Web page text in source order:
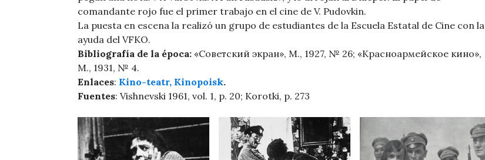
comandante rojo fue el primer trabajo en el cine de V. Pudovkin.
La puesta en escena la realizó un grupo de estudiantes de la Escuela Estatal de Cine con la
ayuda del VFKO.
Bibliografía de la época: «Советский экран», М., 1927, № 26; «Красноармейское кино»,
М., 1931, № 4.
Enlaces: Kino-teatr, Kinopoisk.
Fuentes: Vishnevski 1961, vol. 1, p. 20; Korotki, p. 273